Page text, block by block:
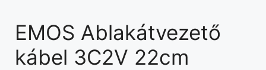
EMOS Ablakátvezető
kábel 3C2V 22cm